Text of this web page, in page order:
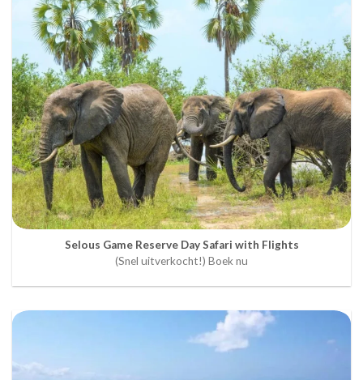
Selous Game Reserve Day Safari with Flights
(Snel uitverkocht!) Boek nu